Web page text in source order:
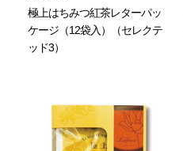
極上はちみつ紅茶レターパッ
ケージ（12袋入）（セレクテ
ッド3）